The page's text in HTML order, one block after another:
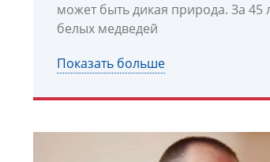
может быть дикая природа. За 45
белых медведей
Показать больше